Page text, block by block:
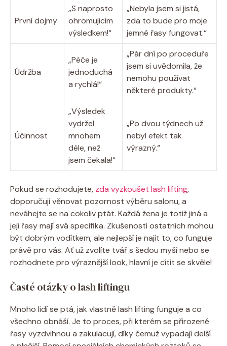
První dojmy
„S naprosto
ohromujícím
výsledkem!“
„Nebyla jsem si jistá,
zda to bude pro moje
jemné řasy fungovat.“
Údržba
„Péče je
jednoduchá
a rychlá!“
„Pár dní po proceduře
jsem si uvědomila, že
nemohu používat
některé produkty.“
Účinnost
„Výsledek
vydržel
mnohem
déle, než
jsem čekala!“
„Po dvou týdnech už
nebyl efekt tak
výrazný.“
Pokud se rozhodujete, zda vyzkoušet lash lifting,
doporučuji věnovat pozornost výběru salonu, a
neváhejte se na cokoliv ptát. Každá žena je totiž jiná a
její řasy mají svá specifika. Zkušenosti ostatních mohou
být dobrým vodítkem, ale nejlepší je najít to, co funguje
právě pro vás. Ať už zvolíte tvář s šedou myší nebo se
rozhodnete pro výraznější look, hlavní je cítit se skvěle!
Časté otázky o lash liftingu
Mnoho lidí se ptá, jak vlastně lash lifting funguje a co
všechno obnáší. Je to proces, při kterém se přirozené
řasy vyzdvihnou a zakulacují, díky čemuž vypadají delší